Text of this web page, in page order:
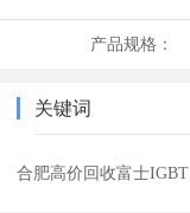
产品规格：
关键词
合肥高价回收富士IGBT